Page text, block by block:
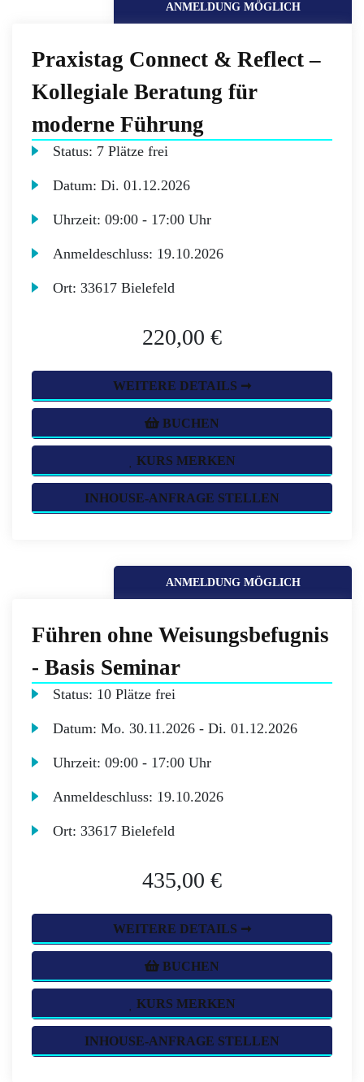
ANMELDUNG MÖGLICH
Praxistag Connect & Reflect –
Kollegiale Beratung für
moderne Führung
Status: 7 Plätze frei
Datum:Di. 01.12.2026
Uhrzeit:09:00 - 17:00 Uhr
Anmeldeschluss: 19.10.2026
Ort:33617 Bielefeld
220,00 €
WEITERE DETAILS ➞
BUCHEN
KURS MERKEN
INHOUSE-ANFRAGE STELLEN
ANMELDUNG MÖGLICH
Führen ohne Weisungsbefugnis
- Basis Seminar
Status: 10 Plätze frei
Datum:Mo. 30.11.2026 -Di. 01.12.2026
Uhrzeit:09:00 - 17:00 Uhr
Anmeldeschluss: 19.10.2026
Ort:33617 Bielefeld
435,00 €
WEITERE DETAILS ➞
BUCHEN
KURS MERKEN
INHOUSE-ANFRAGE STELLEN